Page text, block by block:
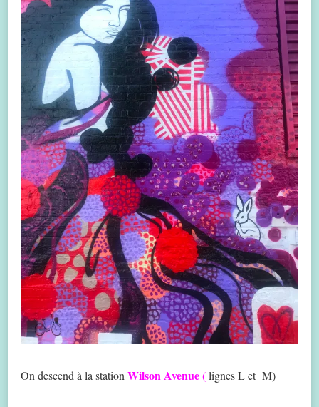
On descend à la station Wilson Avenue (lignes L et M)